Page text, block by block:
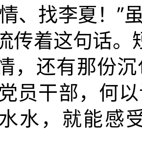
、找李夏！”
传着这句话
，还有那份
员干部，何
水，就能感